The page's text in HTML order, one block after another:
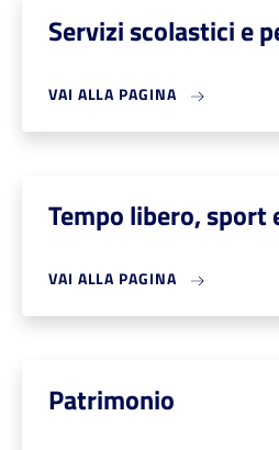
Servizi scolastici e
VAI ALLA PAGINA
Tempo libero, sport
VAI ALLA PAGINA
Patrimonio